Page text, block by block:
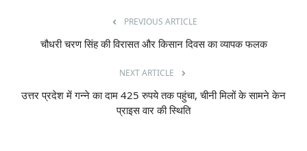
PREVIOUS ARTICLE
चौधरी चरण सिंह की विरासत और किसान दिवस का व्यापक फलक
NEXT ARTICLE
उत्तर प्रदेश में गन्ने का दाम 425 रुपये तक पहुंचा, चीनी मिलों के सामने केन
प्राइस वार की स्थिति